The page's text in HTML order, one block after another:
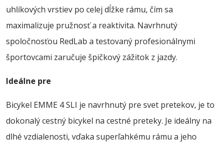
uhlíkových vrstiev po celej dĺžke rámu, čím sa
maximalizuje pružnosť a reaktivita. Navrhnutý
spoločnosťou RedLab a testovaný profesionálnymi
športovcami zaručuje špičkový zážitok z jazdy.
Ideálne pre
Bicykel EMME 4 SLI je navrhnutý pre svet pretekov, je to
dokonalý cestný bicykel na cestné preteky. Je ideálny na
dlhé vzdialenosti, vďaka superľahkému rámu a jeho